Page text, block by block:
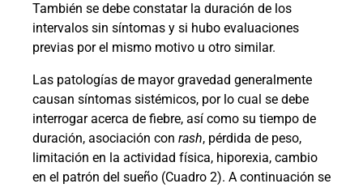
También se debe constatar la duración de los
intervalos sin síntomas y si hubo evaluaciones
previas por el mismo motivo u otro similar.
Las patologías de mayor gravedad generalmente
causan síntomas sistémicos, por lo cual se debe
interrogar acerca de fiebre, así como su tiempo de
duración, asociación con rash, pérdida de peso,
limitación en la actividad física, hiporexia, cambio
en el patrón del sueño (Cuadro 2). A continuación se